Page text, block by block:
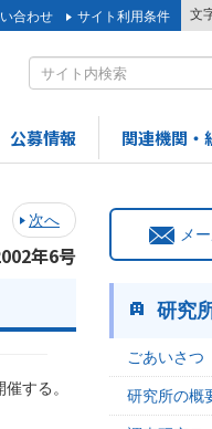
文
合わせ サイト利用条件
公募情報 関連機関・
次へ
年6号
する。
メ
研究
ごあいさつ
研究所の概